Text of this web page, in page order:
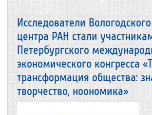
Исследователи
центра РАН стали
Петербургского
экономического конгресса
трансформация общества:
творчество, ноономика»